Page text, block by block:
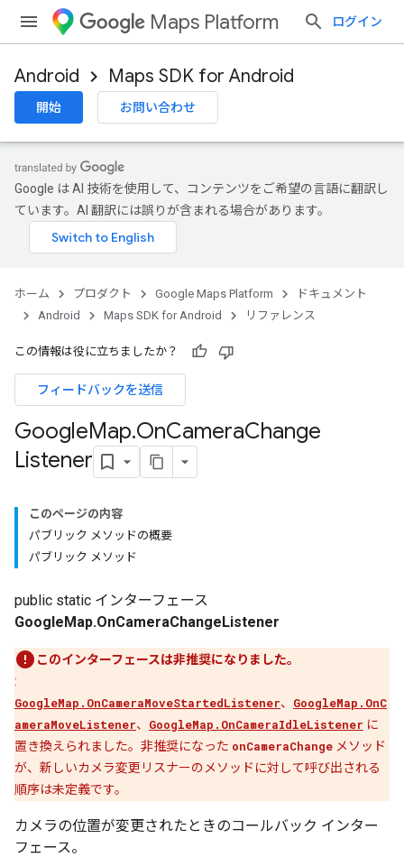
Maps Platform ログイン
Android Maps SDK for Android
開始 お問い合わせ
Google は AI 技術を使用して、コンテンツをご希望の言語に翻訳し
ています。AI 翻訳には誤りが含まれる場合があります。
ホーム プロダクト Google Maps Platform
ドキュメント
Android
Maps SDK for Android リファレンス
この情報は役に立ちましたか？
フィードバックを送信
GoogleMap.OnCameraChange
Listener
このページの内容
パブリック メソッドの概要
パブリック メソッド
public static インターフェース
GoogleMap.OnCameraChangeListener
このインターフェースは非推奨になりました。
:
GoogleMap.OnCameraMoveStartedListener、 GoogleMap.OnC
ameraMoveListener、 GoogleMap.OnCameraIdleListener に
置き換えられました。非推奨になった onCameraChange メソッド
が、新しいカメラ変更リスナーのメソッドに対して呼び出される
順序は未定義です。
カメラの位置が変更されたときのコールバック インター
フェース。